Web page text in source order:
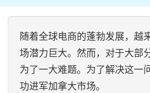
随着全球电商的蓬勃发展，越
场潜力巨大。然而，对于大部
为了一大难题。为了解决这一
功进军加拿大市场。